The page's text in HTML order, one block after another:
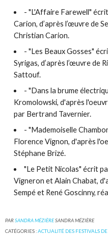
- "L'Affaire Farewell"
Carion, d’après l’œuvre de
Christian Carion.
- "Les Beaux Gosses"
Syrigas, d’après l’œuvre de
Sattouf.
- "Dans la brume
Kromolowski, d'après
par Bertrand Tavernier.
- "Mademoiselle
Florence Vignon, d'après
Stéphane Brizé.
"Le Petit Nicolas" écrit
Vigneron et Alain Chabat,
Sempé et René Goscinny,
PARSANDRA MÉZIÈRESANDRA MÉZIÈRE
CATÉGORIES :ACTUALITÉ DES FESTIVALS